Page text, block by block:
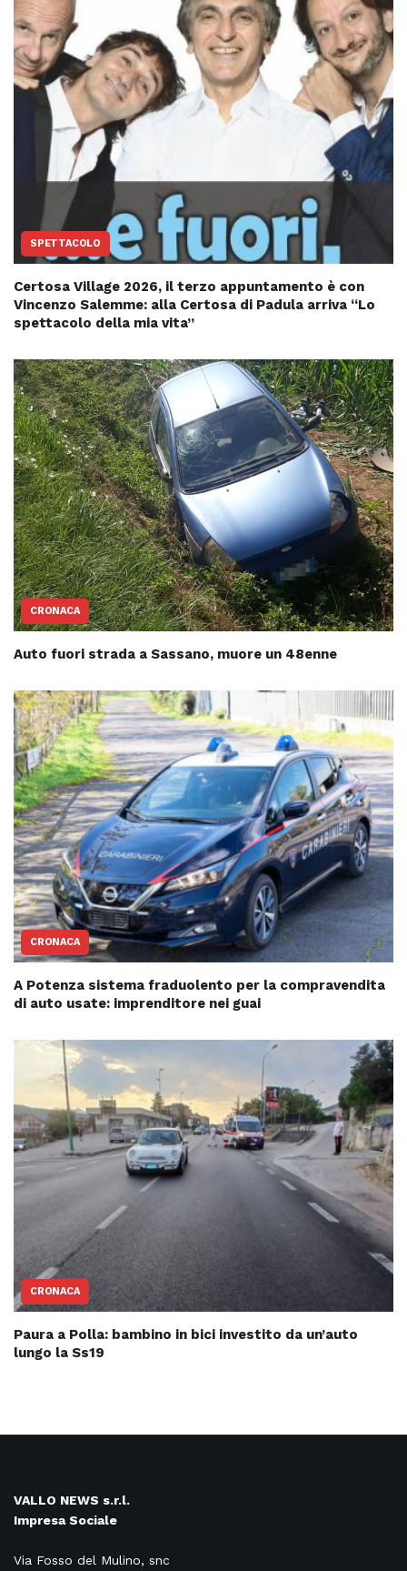
SPETTACOLO
Certosa Village 2026, il terzo appuntamento è con
Vincenzo Salemme: alla Certosa di Padula arriva “Lo
spettacolo della mia vita”
CRONACA
Auto fuori strada a Sassano, muore un 48enne
CRONACA
A Potenza sistema fraduolento per la compravendita
di auto usate: imprenditore nei guai
CRONACA
Paura a Polla: bambino in bici investito da un’auto
lungo la Ss19
VALLO NEWS s.r.l.
Impresa Sociale
Via Fosso del Mulino, snc